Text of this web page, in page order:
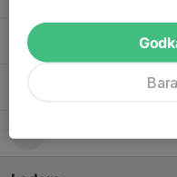
49. Agnes Burell